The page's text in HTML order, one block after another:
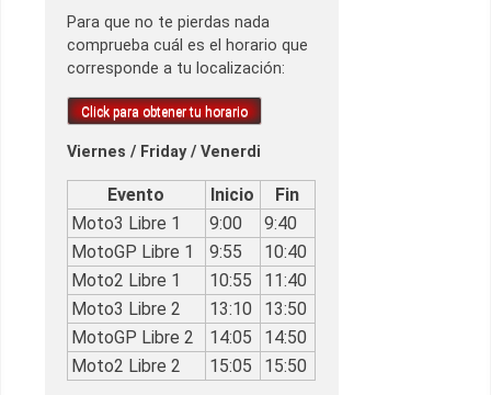
Para que no te pierdas nada
comprueba cuál es el horario que
corresponde a tu localización:
Click para obtener tu horario
Viernes / Friday / Venerdi
Evento Inicio
Fin
Moto3 Libre 1
9:00
9:40
MotoGP Libre 1
9:55
10:40
Moto2 Libre 1
10:55
11:40
Moto3 Libre 2
13:10
13:50
MotoGP Libre 2
14:05
14:50
Moto2 Libre 2
15:05 15:50